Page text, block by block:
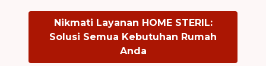
Nikmati Layanan HOME STERIL:
Solusi Semua Kebutuhan Rumah
Anda